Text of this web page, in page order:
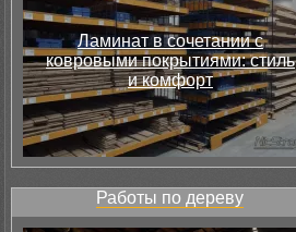
Ламинат в сочетании с
ковровыми покрытиями: стиль
и комфорт
Работы по дереву